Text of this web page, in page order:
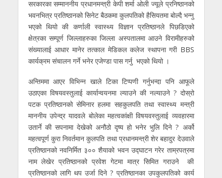
सरकारका सम्माननीय प्रधानमन्त्री केपी शर्मा ओली ज्यूले प्रनिष्ठानको
भवनभित्र प्रतिष्ठानको सिनेट बैठकमा कुलपतिको हैसियतमा बोल्दै भन्नु
भएको थियो की कर्णाली स्वास्थ्य विज्ञान प्रतिष्ठानले पिछडिएको
क्षेत्रका सम्पूर्ण जिल्लाहरुका जिल्ला अस्पतालमा आउने विरामीहरुको
संख्यालाई आधार मानेर तत्काल मेडिकल कलेज स्थापना गरी BBS
कार्यक्रम संचालन गर्ने भनेर एजेण्डा पास गर्नु भएको थियो ।
अन्तिममा आएर विभिन्न खाले टिका टिप्पणी गर्नुभन्दा पनि आफूले
उठाएका विषयवस्तुलाई कार्यान्वयनमा ल्याउने की नल्याउने ? दोस्रो
पटक प्रतिष्ठानको सेमिनार हलमा सहकुलपति तथा स्वास्थ्य मन्त्री
माननीय उपेन्द्र यादवले बोलेका महत्वकांक्षी विषयवस्तुलाई व्यवहारमा
उतार्ने की सपनामा देखेको अनौठो दृष्य हो भनेर भुलि दिने ? अर्को
महत्वपूर्ण कुरा निवर्तमान कुलपति तथा प्रधानमन्त्री शेर बहादुर देउवाले
प्रतिष्ठानको नवनिर्मित ३०० शैयाको भवन उद्घाटन गरेर ताम्रपत्रमा
नाम लेखेर प्रतिष्ठानको प्रवेश गेटमा मात्र सिमित गराउने की
प्रतिष्ठानको लागि थप उर्जा दिने ? प्रतिष्ठानका उपकुलपतिको कार्य